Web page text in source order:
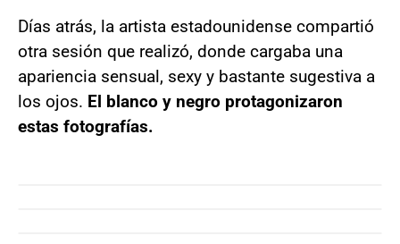
Días atrás, la artista estadounidense compartió
otra sesión que realizó, donde cargaba una
apariencia sensual, sexy y bastante sugestiva a
los ojos. El blanco y negro protagonizaron
estas fotografías.